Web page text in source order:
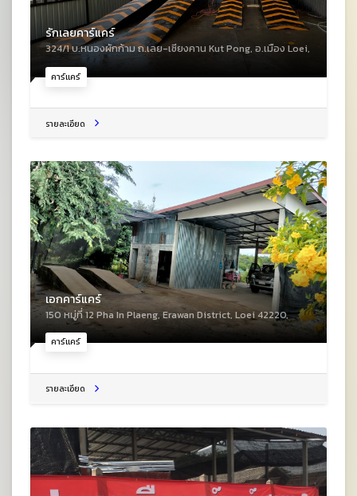
คาร์แคร์
รักเลยคาร์แคร์
324/1 บ.หนองผักก้าม ถ.เลย-เชียงคาน Kut Pong, อ.เมือง Loei,
รายละเอียด
คาร์แคร์
เอกคาร์แคร์
150 หมู่ที่ 12 Pha In Plaeng, Erawan District, Loei 42220,
รายละเอียด